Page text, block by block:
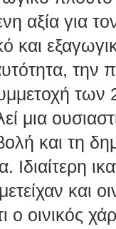
αξία για
και
την
των
μια
και τη
Ιδιαίτερη
και
ο οινικός